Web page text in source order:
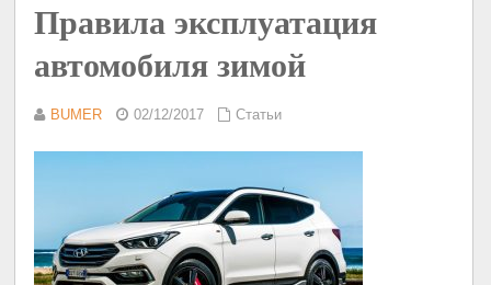
Правила эксплуатация
автомобиля зимой
BUMER 02/12/2017 Статьи